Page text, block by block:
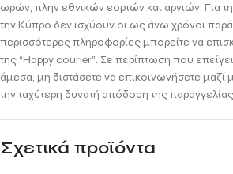
ωρών, πλην εθνικών εορτών και αργιών. Για
την Κύπρο δεν ισχύουν οι ως άνω χρόνοι
περισσότερες πληροφορίες μπορείτε να
της “Happy courier”. Σε περίπτωση που
άμεσα, μη διστάσετε να επικοινωνήσετε μαζί
την ταχύτερη δυνατή απόδοση της
Σχετικά προϊόντα